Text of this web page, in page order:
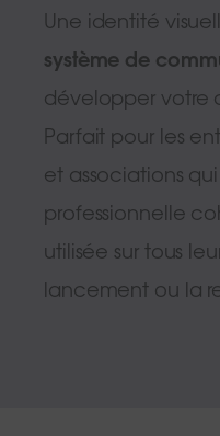
Une identité
système de
développer votre
Parfait pour les
et associations
professionnelle
utilisée sur tous
lancement ou la